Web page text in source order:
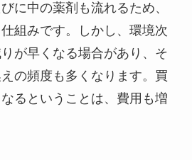
に中の薬剤も流れるため、
組みです。しかし、環境次
が早くなる場合があり、そ
の頻度も多くなります。買
るということは、費用も増